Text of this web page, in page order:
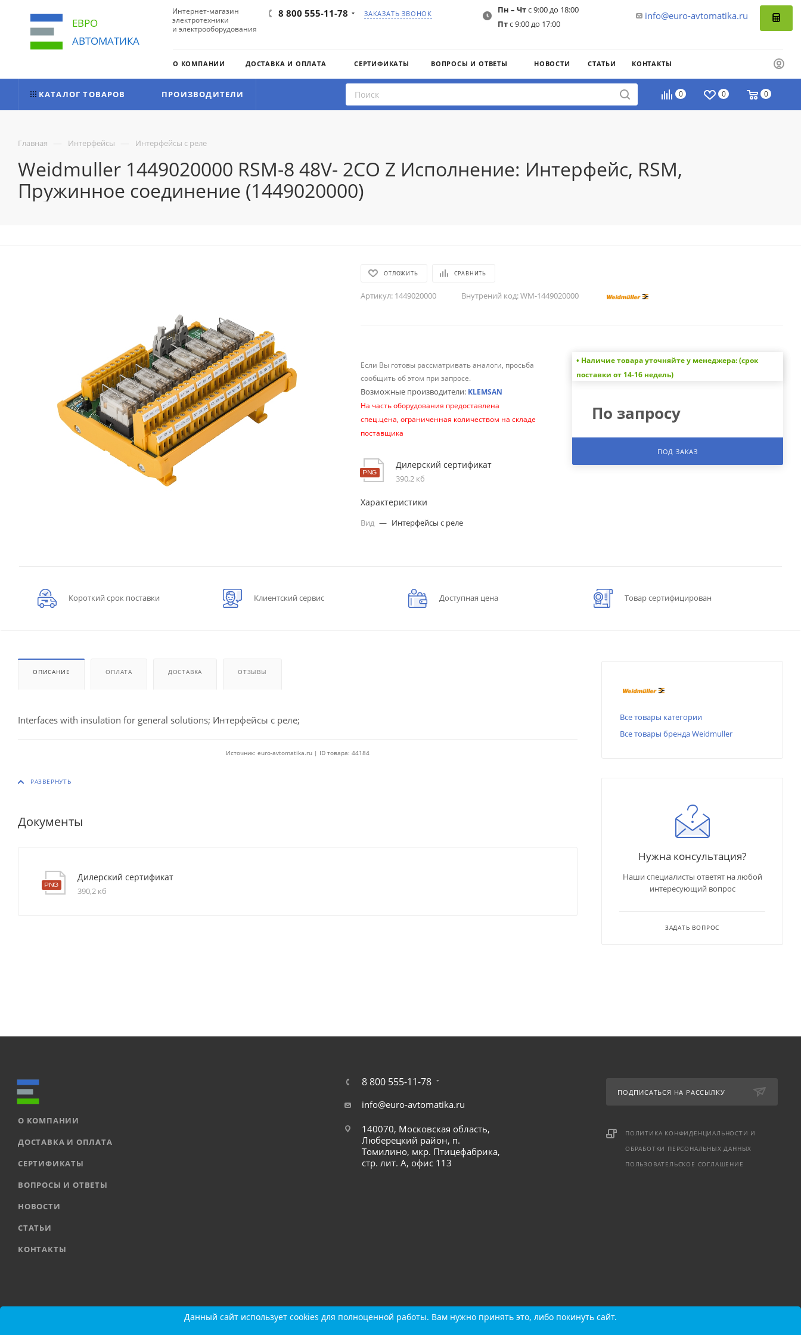
ЕВРО
АВТОМАТИКА
Интернет-магазин
электротехники
и электрооборудования
8 800 555-11-78 ЗАКАЗАТЬ ЗВОНОК info@euro-avtomatika.ru
Пн – Чтс 9:00 до 18:00
Птс 9:00 до 17:00
О КОМПАНИИ ДОСТАВКА И ОПЛАТА СЕРТИФИКАТЫ ВОПРОСЫ И ОТВЕТЫ НОВОСТИ СТАТЬИ КОНТАКТЫ
0 0 0
КАТАЛОГ ТОВАРОВ ПРОИЗВОДИТЕЛИ
Главная — Интерфейсы — Интерфейсы с реле
Weidmuller 1449020000 RSM-8 48V- 2CO Z Исполнение: Интерфейс, RSM,
Пружинное соединение (1449020000)
ОТЛОЖИТЬ СРАВНИТЬ
Артикул: 1449020000 Внутрений код:WM-1449020000
Если Вы готовы рассматривать аналоги, просьба
сообщить об этом при запросе.
Возможные производители: KLEMSAN
На часть оборудования предоставлена
спец.цена, ограниченная количеством на складе
поставщика
Дилерский сертификат
390,2 кб
Характеристики
Вид — Интерфейсы с реле
• Наличие товара уточняйте у менеджера: (срок
поставки от 14-16 недель)
По запросу
ПОД ЗАКАЗ
Короткий срок поставки Клиентский сервис Доступная цена Товар сертифицирован
ОПИСАНИЕ ОПЛАТА ДОСТАВКА ОТЗЫВЫ
Interfaces with insulation for general solutions; Интерфейсы с реле;
Источник: euro-avtomatika.ru | ID товара: 44184
Документы
Дилерский сертификат
390,2 кб
Все товары категории
Все товары бренда Weidmuller
Нужна консультация?
Наши специалисты ответят на любой
интересующий вопрос
ЗАДАТЬ ВОПРОС
О КОМПАНИИ
ДОСТАВКА И ОПЛАТА
СЕРТИФИКАТЫ
ВОПРОСЫ И ОТВЕТЫ
НОВОСТИ
СТАТЬИ
КОНТАКТЫ
8 800 555-11-78
info@euro-avtomatika.ru
140070, Московская область,
Люберецкий район, п.
Томилино, мкр. Птицефабрика,
стр. лит. А, офис 113
ПОДПИСАТЬСЯ НА РАССЫЛКУ
ПОЛИТИКА КОНФИДЕНЦИАЛЬНОСТИ И
ОБРАБОТКИ ПЕРСОНАЛЬНЫХ ДАННЫХ
ПОЛЬЗОВАТЕЛЬСКОЕ СОГЛАШЕНИЕ
Карта сайтаДанный сайт использует cookies для полноценной работы. Вам нужно принять это, либо покинуть сайт.